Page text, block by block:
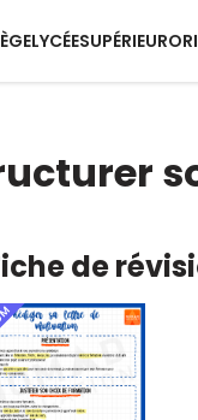
LYCÉESUPÉRIEUR
de